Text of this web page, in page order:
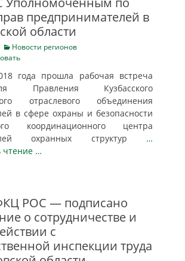
предпринимателей в
области
Categories
Новости регионов
года прошла рабочая встреча
Правления Кузбасского
отраслевого объединения
в сфере охраны и безопасности
координационного центра
охранных структур …
чтение …
РОС — подписано
о сотрудничестве и
с
инспекции труда